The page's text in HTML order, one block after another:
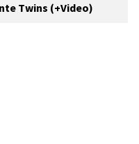
Twins (+Video)